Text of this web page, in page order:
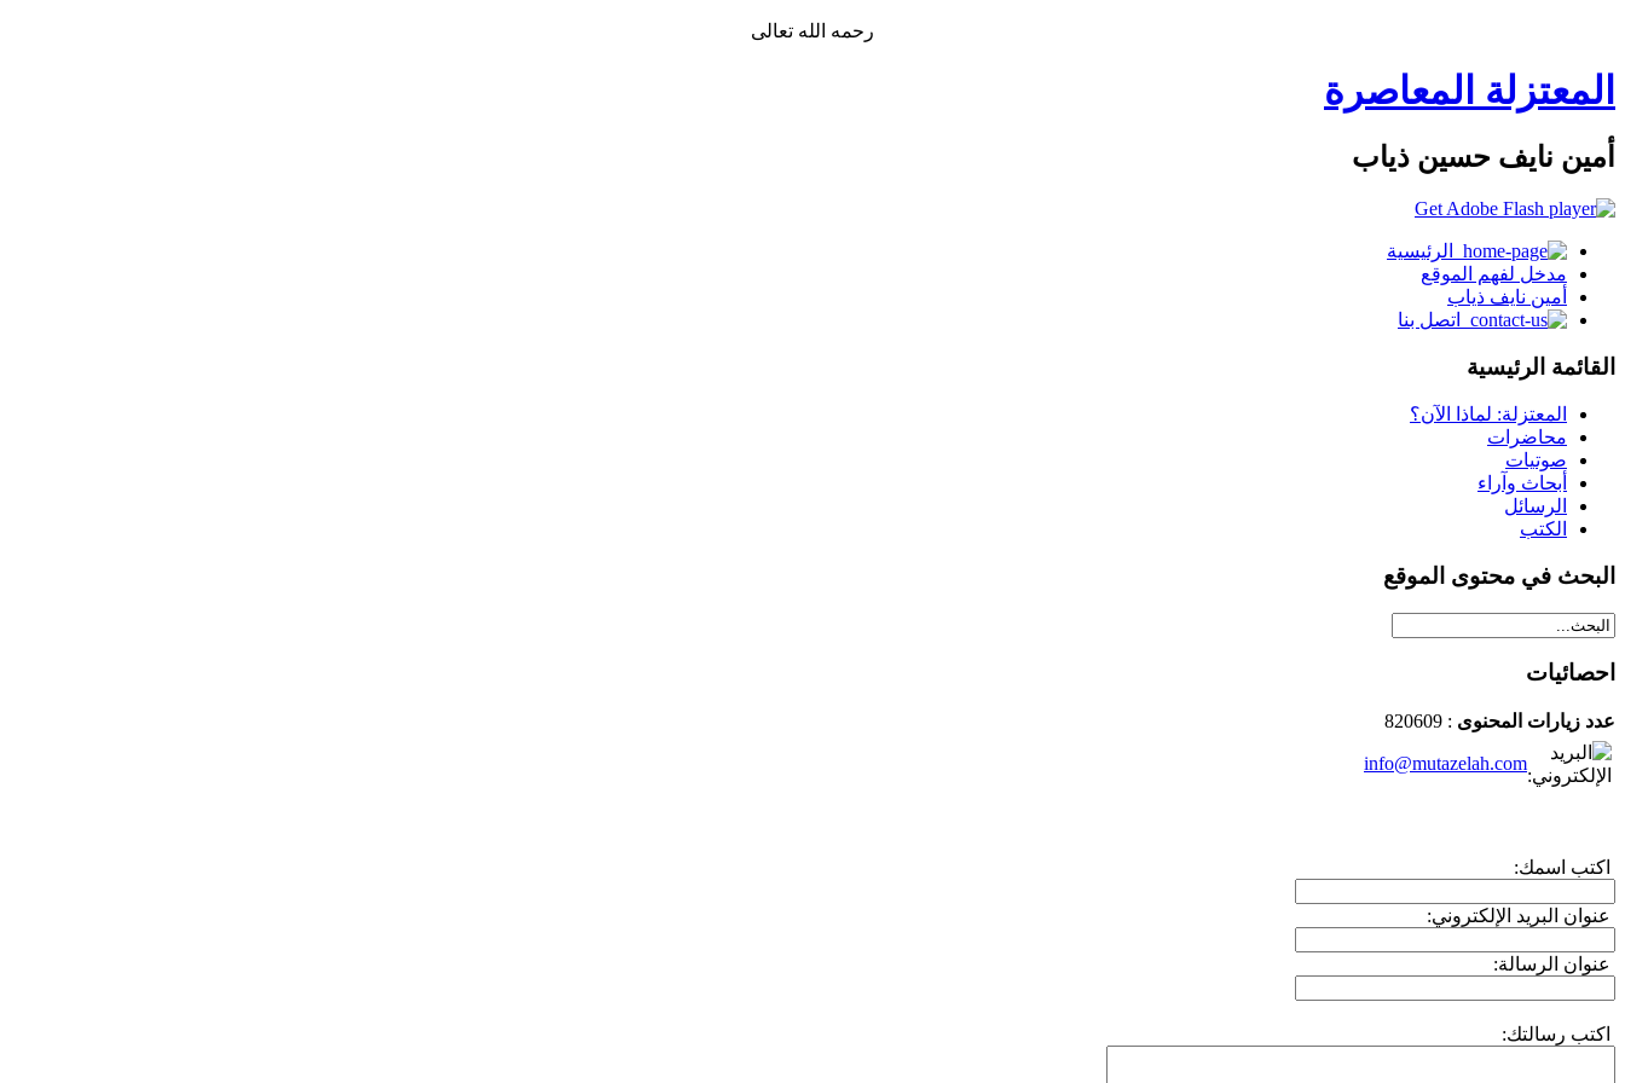
رحمه الله تعالى
المعتزلة المعاصرة
أمين نايف حسين ذياب
الرئيسية
مدخل لفهم الموقع
أمين نايف ذياب
اتصل بنا
القائمة الرئيسية
المعتزلة: لماذا الآن؟
محاضرات
صوتيات
أبحاث وآراء
الرسائل
الكتب
البحث في محتوى الموقع
احصائيات
عدد زيارات المحنوى : 820609
info@mutazelah.com
اكتب اسمك:
عنوان البريد الإلكتروني:
عنوان الرسالة:
اكتب رسالتك: